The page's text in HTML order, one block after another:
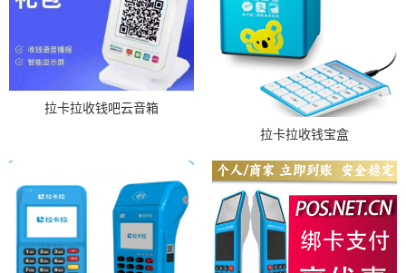
拉卡拉收钱吧云音箱
拉卡拉收钱宝盒